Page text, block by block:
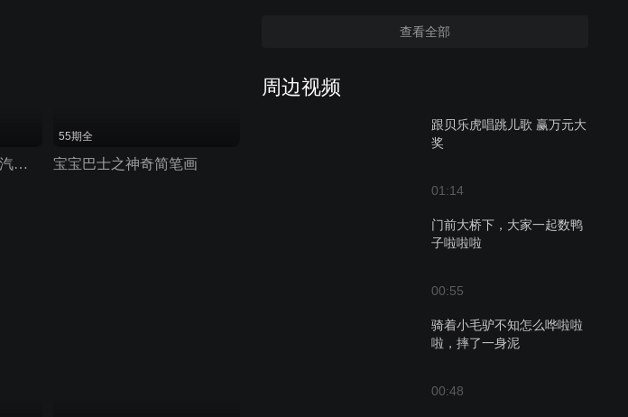
查看全部
周边视频
跟贝乐虎唱跳儿歌 赢万元大
奖
01:14
门前大桥下，大家一起数鸭
子啦啦啦
00:55
骑着小毛驴不知怎么哗啦啦
啦，摔了一身泥
00:48
宝宝巴士启蒙音乐剧之汽车帮帮队
55期全
宝宝巴士之神奇简笔画